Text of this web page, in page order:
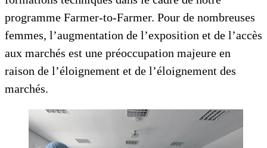
programme Farmer-to-Farmer. Pour de nombreuses
femmes, l’augmentation de l’exposition et de l’accès
aux marchés est une préoccupation majeure en
raison de l’éloignement et de l’éloignement des
marchés.